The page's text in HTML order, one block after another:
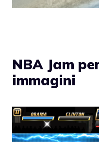
NBA Jam
immagini